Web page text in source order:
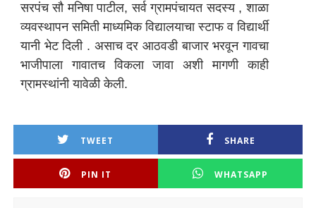
सरपंच सौ मनिषा पाटील, सर्व ग्रामपंचायत सदस्य , शाळा
व्यवस्थापन समिती माध्यमिक विद्यालयाचा स्टाफ व विद्यार्थी
यानी भेट दिली . असाच दर आठवडी बाजार भरवून गावचा
भाजीपाला गावातच विकला जावा अशी मागणी काही
ग्रामस्थांनी यावेळी केली.
TWEET SHARE
PIN IT WHATSAPP